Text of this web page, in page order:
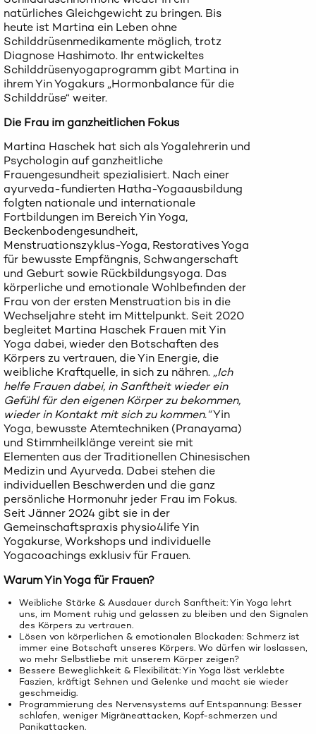
natürliches Gleichgewicht zu bringen. Bis
heute ist Martina ein Leben ohne
Schilddrüsenmedikamente möglich, trotz
Diagnose Hashimoto. Ihr entwickeltes
Schilddrüsenyogaprogramm gibt Martina in
ihrem Yin Yogakurs „Hormonbalance für die
Schilddrüse“ weiter.
Die Frau im ganzheitlichen Fokus
Martina Haschek hat sich als Yogalehrerin und
Psychologin auf ganzheitliche
Frauengesundheit spezialisiert. Nach einer
ayurveda-fundierten Hatha-Yogaausbildung
folgten nationale und internationale
Fortbildungen im Bereich Yin Yoga,
Beckenbodengesundheit,
Menstruationszyklus-Yoga, Restoratives Yoga
für bewusste Empfängnis, Schwangerschaft
und Geburt sowie Rückbildungsyoga. Das
körperliche und emotionale Wohlbefinden der
Frau von der ersten Menstruation bis in die
Wechseljahre steht im Mittelpunkt. Seit 2020
begleitet Martina Haschek Frauen mit Yin
Yoga dabei, wieder den Botschaften des
Körpers zu vertrauen, die Yin Energie, die
weibliche Kraftquelle, in sich zu nähren. „Ich
helfe Frauen dabei, in Sanftheit wieder ein
Gefühl für den eigenen Körper zu bekommen,
wieder in Kontakt mit sich zu kommen.“Yin
Yoga, bewusste Atemtechniken (Pranayama)
und Stimmheilklänge vereint sie mit
Elementen aus der Traditionellen Chinesischen
Medizin und Ayurveda. Dabei stehen die
individuellen Beschwerden und die ganz
persönliche Hormonuhr jeder Frau im Fokus.
Seit Jänner 2024 gibt sie in der
Gemeinschaftspraxis physio4life Yin
Yogakurse, Workshops und individuelle
Yogacoachings exklusiv für Frauen.
Warum Yin Yoga für Frauen?
Weibliche Stärke & Ausdauer durch Sanftheit: Yin Yoga lehrt
uns, im Moment ruhig und gelassen zu bleiben und den Signalen
des Körpers zu vertrauen.
Lösen von körperlichen & emotionalen Blockaden: Schmerz ist
immer eine Botschaft unseres Körpers. Wo dürfen wir loslassen,
wo mehr Selbstliebe mit unserem Körper zeigen?
Bessere Beweglichkeit & Flexibilität: Yin Yoga löst verklebte
Faszien, kräftigt Sehnen und Gelenke und macht sie wieder
geschmeidig.
Programmierung des Nervensystems auf Entspannung: Besser
schlafen, weniger Migräneattacken, Kopf-schmerzen und
Panikattacken.